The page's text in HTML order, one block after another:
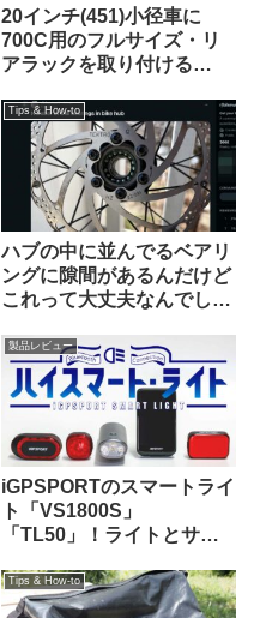
20インチ(451)小径車に
700C用のフルサイズ・リ
アラックを取り付ける
Explorer Tubular Rack】
Tips & How-to
ハブの中に並んでるベアリ
ングに隙間があるんだけど
これって大丈夫なんでしょ
製品レビュー
iGPSPORTのスマートライ
ト「VS1800S」
「TL50」！ライトとサイ
揃えると、新しい扉が開く
かも！
Tips & How-to